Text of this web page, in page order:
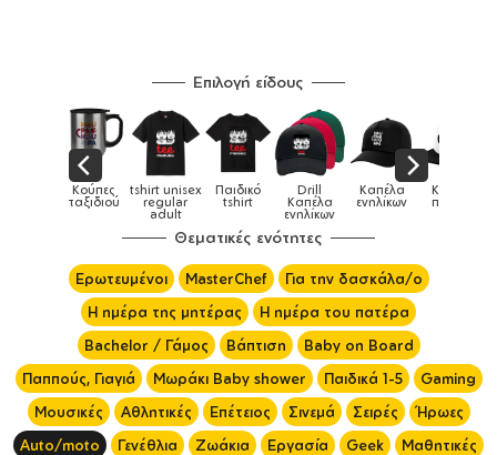
Επιλογή είδους
tshirt unisex
regular
Παιδικό
tshirt
Drill
Καπέλα
Καπέλα
ενηλίκων
Καπέλα
παιδικά
Θεματικές ενότητες
Ερωτευμένοι MasterChef
Για την δασκάλα/ο
Η ημέρα της μητέρας
Η ημέρα του πατέρα
Bachelor / Γάμος
Βάπτιση
Baby on Board
Παππούς, Γιαγιά
Μωράκι Baby shower Παιδικά 1-5
Gaming
Μουσικές
Αθλητικές Επέτειος Σινεμά Σειρές
Ήρωες
Auto/moto
Γενέθλια Ζωάκια Εργασία Geek
Μαθητικές